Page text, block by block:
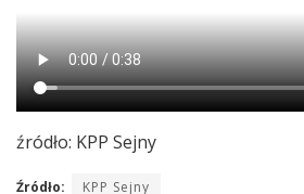
źródło: KPP Sejny
Źródło: KPP Sejny